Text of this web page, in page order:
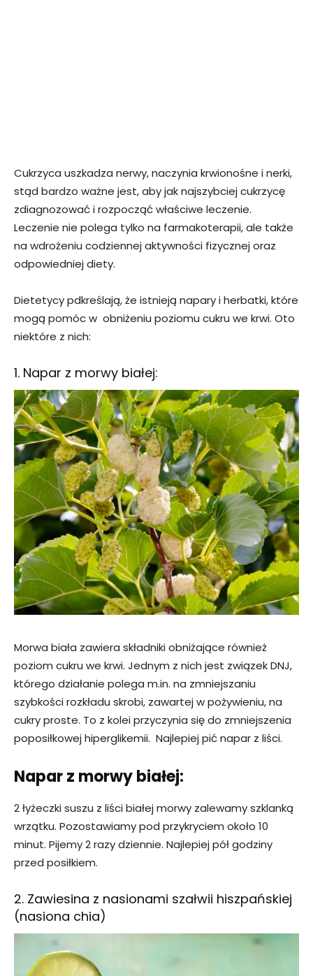
Cukrzyca uszkadza nerwy, naczynia krwionośne i nerki,
stąd bardzo ważne jest, aby jak najszybciej cukrzycę
zdiagnozować i rozpocząć właściwe leczenie.
Leczenie nie polega tylko na farmakoterapii, ale także
na wdrożeniu codziennej aktywności fizycznej oraz
odpowiedniej diety.
Dietetycy pdkreślają, że istnieją napary i herbatki, które
mogą pomóc w obniżeniu poziomu cukru we krwi. Oto
niektóre z nich:
1. Napar z morwy białej:
Morwa biała zawiera składniki obniżające również
poziom cukru we krwi. Jednym z nich jest związek DNJ,
którego działanie polega m.in. na zmniejszaniu
szybkości rozkładu skrobi, zawartej w pożywieniu, na
cukry proste. To z kolei przyczynia się do zmniejszenia
poposiłkowej hiperglikemii. Najlepiej pić napar z liści.
Napar z morwy białej:
2 łyżeczki suszu z liści białej morwy zalewamy szklanką
wrzątku. Pozostawiamy pod przykryciem około 10
minut. Pijemy 2 razy dziennie. Najlepiej pół godziny
przed posiłkiem.
2. Zawiesina z nasionami szałwii hiszpańskiej
(nasiona chia)